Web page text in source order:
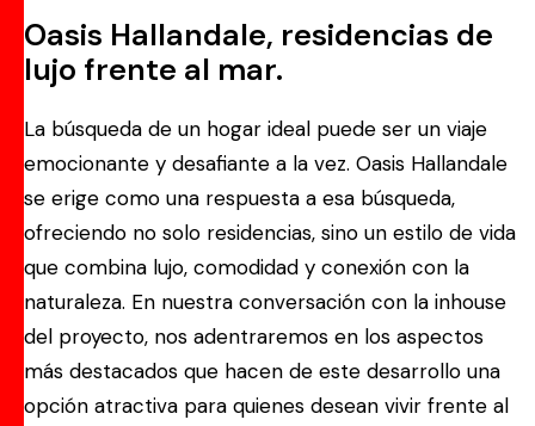
Oasis Hallandale, residencias de
lujo frente al mar.
La búsqueda de un hogar ideal puede ser un viaje
emocionante y desafiante a la vez. Oasis Hallandale
se erige como una respuesta a esa búsqueda,
ofreciendo no solo residencias, sino un estilo de vida
que combina lujo, comodidad y conexión con la
naturaleza. En nuestra conversación con la inhouse
del proyecto, nos adentraremos en los aspectos
más destacados que hacen de este desarrollo una
opción atractiva para quienes desean vivir frente al